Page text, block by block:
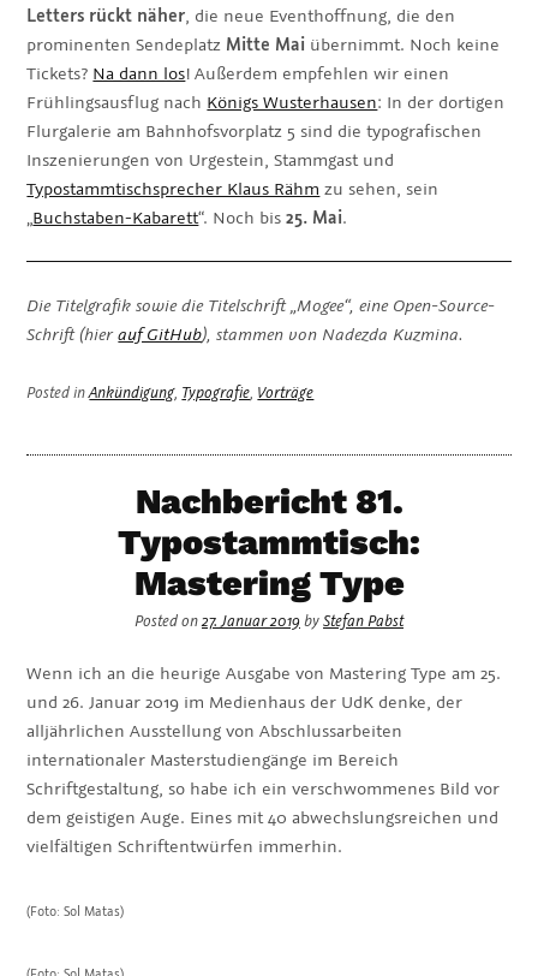
Letters rückt näher, die neue Eventhoffnung, die den
prominenten Sendeplatz Mitte Mai übernimmt. Noch keine
Tickets? Na dann los! Außerdem empfehlen wir einen
Frühlingsausflug nach Königs Wusterhausen: In der dortigen
Flurgalerie am Bahnhofsvorplatz 5 sind die typografischen
Inszenierungen von Urgestein, Stammgast und
Typostammtischsprecher Klaus Rähm zu sehen, sein
„Buchstaben-Kabarett“. Noch bis25. Mai.
Die Titelgrafik sowie die Titelschrift „Mogee“, eine Open-Source-
Schrift (hierauf GitHub),stammen von Nadezda Kuzmina.
Posted inAnkündigung, Typografie, Vorträge
Nachbericht 81.
Typostammtisch:
Mastering Type
Posted on27. Januar 2019byStefan Pabst
Wenn ich an die heurige Ausgabe von Mastering Type am 25.
und 26. Januar 2019 im Medienhaus der UdK denke, der
alljährlichen Ausstellung von Abschlussarbeiten
internationaler Masterstudiengänge im Bereich
Schriftgestaltung, so habe ich ein verschwommenes Bild vor
dem geistigen Auge. Eines mit 40 abwechslungsreichen und
vielfältigen Schriftentwürfen immerhin.
(Foto: Sol Matas)